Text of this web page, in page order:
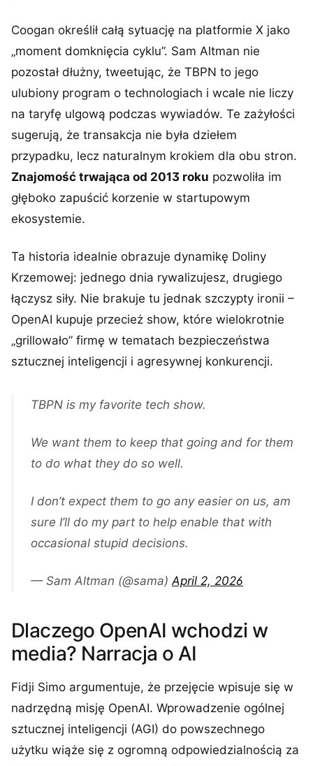
Coogan określił całą sytuację na platformie X jako
„moment domknięcia cyklu”. Sam Altman nie
pozostał dłużny, tweetując, że TBPN to jego
ulubiony program o technologiach i wcale nie liczy
na taryfę ulgową podczas wywiadów. Te zażyłości
sugerują, że transakcja nie była dziełem
przypadku, lecz naturalnym krokiem dla obu stron.
Znajomość trwająca od 2013 roku pozwoliła im
głęboko zapuścić korzenie w startupowym
ekosystemie.
Ta historia idealnie obrazuje dynamikę Doliny
Krzemowej: jednego dnia rywalizujesz, drugiego
łączysz siły. Nie brakuje tu jednak szczypty ironii –
OpenAI kupuje przecież show, które wielokrotnie
„grillowało” firmę w tematach bezpieczeństwa
sztucznej inteligencji i agresywnej konkurencji.
TBPN is my favorite tech show.
We want them to keep that going and for them
to do what they do so well.
I don’t expect them to go any easier on us, am
sure I’ll do my part to help enable that with
occasional stupid decisions.
— Sam Altman (@sama)April 2, 2026
Dlaczego OpenAI wchodzi w
media? Narracja o AI
Fidji Simo argumentuje, że przejęcie wpisuje się w
nadrzędną misję OpenAI. Wprowadzenie ogólnej
sztucznej inteligencji (AGI) do powszechnego
użytku wiąże się z ogromną odpowiedzialnością za